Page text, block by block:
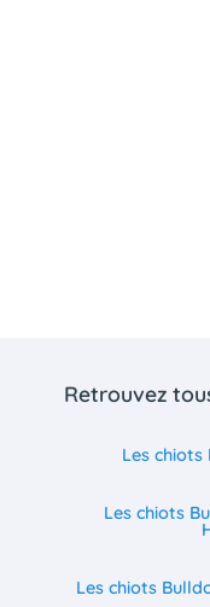
Retrouvez
Les chiots
Les chiots
Les chiots